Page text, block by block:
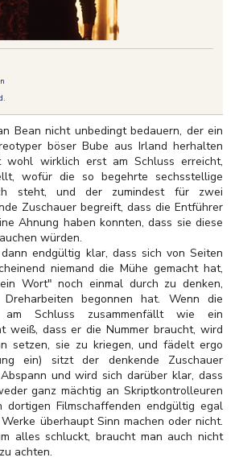
Bean nicht unbedingt bedauern, der ein
böser Bube aus Irland herhalten
wohl wirklich erst am Schluss erreicht,
wofür die so begehrte sechsstellige
steht, und der zumindest für zwei
Zuschauer begreift, dass die Entführer
Ahnung haben konnten, dass sie diese
würden.
endgültig klar, dass sich von Seiten
niemand die Mühe gemacht hat,
Wort" noch einmal durch zu denken,
begonnen hat. Wenn die
am Schluss zusammenfällt wie ein
weiß, dass er die Nummer braucht, wird
setzen, sie zu kriegen, und fädelt ergo
ein) sitzt der denkende Zuschauer
und wird sich darüber klar, dass
ganz mächtig an Skriptkontrolleuren
dortigen Filmschaffenden endgültig egal
überhaupt Sinn machen oder nicht.
alles schluckt, braucht man auch nicht
achten.